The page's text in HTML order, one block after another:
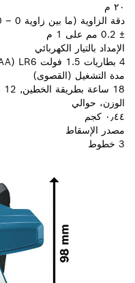
دقة الزاوية (ما بين زاوية 0 – 90°)
الإمداد بالتيار الكهربائي
مدة التشغيل (القصوى)
18 ساعة بطريقة الخطين, 12 ساعة بطريقة الخطوط الثلاثة
الوزن، حوالي
٠٫٤٤ كجم
مصدر الإسقاط